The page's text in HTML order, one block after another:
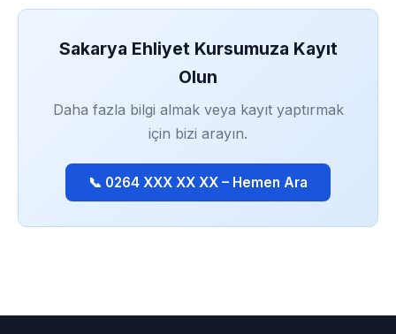
Sakarya Ehliyet Kursumuza Kayıt
Olun
Daha fazla bilgi almak veya kayıt yaptırmak
için bizi arayın.
📞 0264 XXX XX XX – Hemen Ara